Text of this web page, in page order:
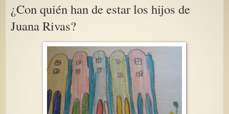
¿Con quién han de estar los hijos de
Juana Rivas?